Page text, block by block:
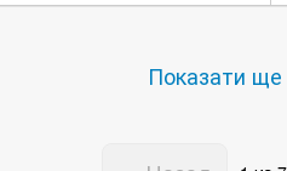
Показати ще